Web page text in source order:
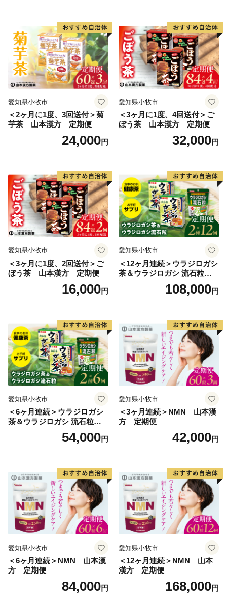
愛知県小牧市
＜2ヶ月に1度、3回送付＞菊
芋茶 山本漢方 定期便
24,000円
愛知県小牧市
＜3ヶ月に1度、4回送付＞ご
ぼう茶 山本漢方 定期便
32,000円
愛知県小牧市
＜3ヶ月に1度、2回送付＞ご
ぼう茶 山本漢方 定期便
16,000円
愛知県小牧市
＜12ヶ月連続＞ウラジロガシ
茶＆ウラジロガシ 流石粒
山本漢方 定期便108,000円
愛知県小牧市
＜6ヶ月連続＞ウラジロガシ
茶＆ウラジロガシ 流石粒
山本漢方 定期便54,000円
愛知県小牧市
＜3ヶ月連続＞NMN 山本漢
方 定期便
42,000円
愛知県小牧市
＜6ヶ月連続＞NMN 山本漢
方 定期便
84,000円
愛知県小牧市
＜12ヶ月連続＞NMN 山本
漢方 定期便
168,000円